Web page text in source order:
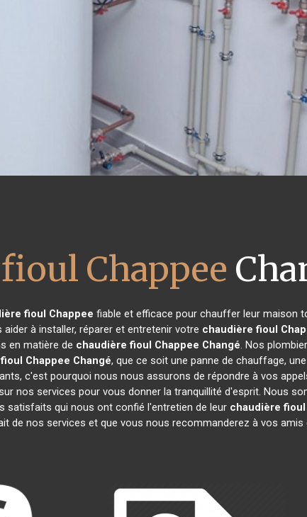
Chappee
fioul Chappee fiable et efficace pour chauffer leur maison
à installer, réparer et entretenir votre chaudière fioul
en matière de chaudière fioul Chappee Changé. Nos
Chappee Changé, que ce soit une panne de chauffage,
c'est pourquoi nous nous assurons de répondre à vos
nos services pour vous donner la tranquillité d'esprit. Nous
satisfaits qui nous ont confié l'entretien de leur chaudière fioul
de nos services et que vous nous recommanderez à vos amis